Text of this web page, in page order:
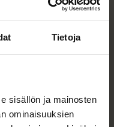
Tietoja
sisällön ja mainosten
ominaisuuksien
allergeeneja
75 kcal